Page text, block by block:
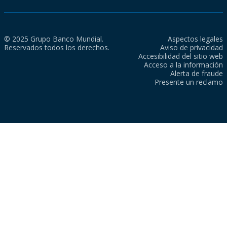
© 2025 Grupo Banco Mundial.
Reservados todos los derechos.
Aspectos legales
Aviso de privacidad
Accesibilidad del sitio web
Acceso a la información
Alerta de fraude
Presente un reclamo